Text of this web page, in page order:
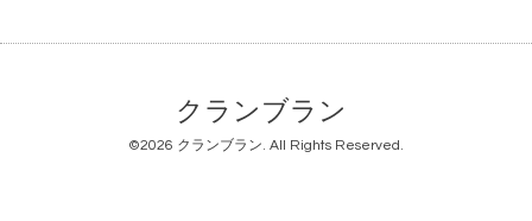
クランブラン
©2026 クランブラン. All Rights Reserved.